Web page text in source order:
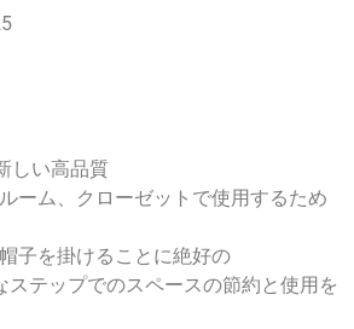
しい高品質
ーム、クローゼットで使用するため
子を掛けることに絶好の
ステップでのスペースの節約と使用を